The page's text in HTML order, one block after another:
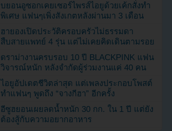
บยอนอูซอกเคยเซอร์ไพรส์ไอยูด้วยเค้กสั่งทำ
พิเศษ แฟนๆเพิ่งสังเกตหลังผ่านมา 3 เดือน
ฮายองเปิดประวัติครอบครัวไม่ธรรมดา
สืบสายแพทย์ 4 รุ่น แต่ไม่เคยคิดเดินตามรอย
ดราม่างานครบรอบ 10 ปี BLACKPINK แฟน
วิจารณ์หนัก หลังจำกัดผู้ร่วมงานแค่ 40 คน
ไอยูอัปเดตชีวิตล่าสุด แต่เพลงประกอบโพสต์
ทำแฟนๆ พูดถึง “จางกีฮา” อีกครั้ง
อีซูฮยอนเผยลดน้ำหนัก 30 กก. ใน 1 ปี แต่ยัง
ต้องสู้กับความอยากอาหาร